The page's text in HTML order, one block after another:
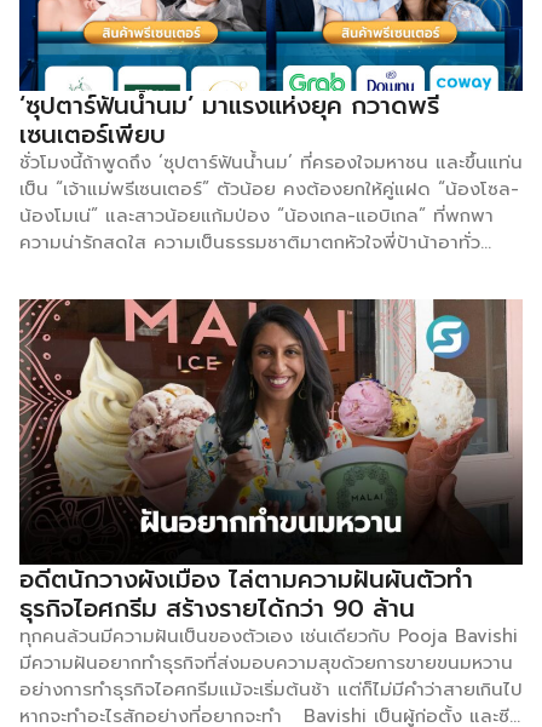
‘ซุปตาร์ฟันน้ำนม’ มาแรงแห่งยุค กวาดพรี
เซนเตอร์เพียบ
ชั่วโมงนี้ถ้าพูดถึง ‘ซุปตาร์ฟันน้ำนม’ ที่ครองใจมหาชน และขึ้นแท่น
เป็น “เจ้าแม่พรีเซนเตอร์” ตัวน้อย คงต้องยกให้คู่แฝด “น้องโซล-
น้องโมเน่” และสาวน้อยแก้มป่อง “น้องเกล-แอบิเกล” ที่พกพา
ความน่ารักสดใส ความเป็นธรรมชาติมาตกหัวใจพี่ป้าน้าอาทั่ว
เป็นพรีเซนเตอร์กันอย่างคึกคัก ไม่ว่าจะเป็นสินค้าแม่และเด็ก นม
เครื่องดื่ม หรือของใช้ในครัวเรือน ด้วยเสน่ห์เฉพาะตัวที่หยิบจับ
อะไรก็ดูน่าเอ็นดู ชวนให้แฟนคลับพร้อมเปย์ และอุดหนุนตามได้ไม่
ยาก ส่งผลให้ยอดขายของแบรนด์ปังทะลุเป้า ความนิยมที่พุ่ง
กระฉูดของเด็กๆ กลุ่มนี้จึงไม่ใช่แค่กระแสชั่วคราว แต่เป็นพลัง
“Soft Power” วัยเตาะแตะที่ทรงอิทธิพลต่อการตลาดไทยยุคนี้
อย่างแท้จริง
อดีตนักวางผังเมือง ไล่ตามความฝันผันตัวทำ
ธุรกิจไอศกรีม สร้างรายได้กว่า 90 ล้าน
ทุกคนล้วนมีความฝันเป็นของตัวเอง เช่นเดียวกับ Pooja Bavishi
มีความฝันอยากทำธุรกิจที่ส่งมอบความสุขด้วยการขายขนมหวาน
อย่างการทำธุรกิจไอศกรีมแม้จะเริ่มต้นช้า แต่ก็ไม่มีคำว่าสายเกินไป
หากจะทำอะไรสักอย่างที่อยากจะทำ Bavishi เป็นผู้ก่อตั้ง และซีอี